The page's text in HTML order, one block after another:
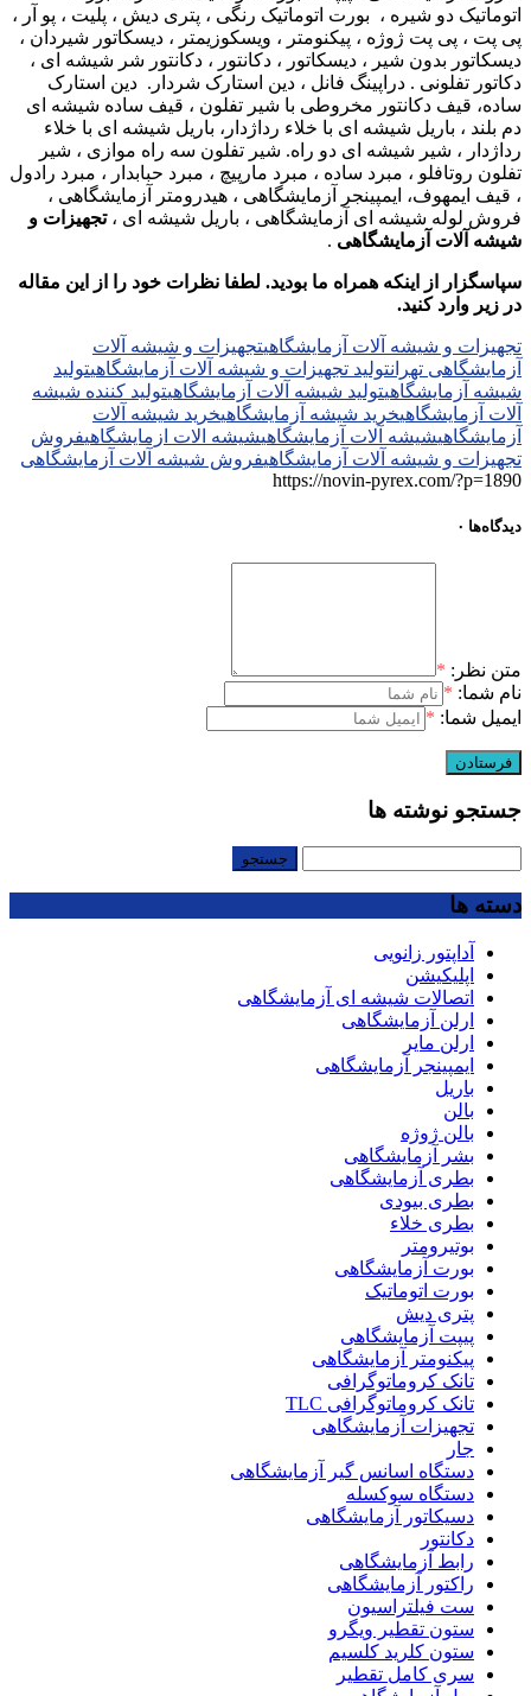
اتوماتیک دو شیره ، بورت اتوماتیک رنگی ، پتری دیش ، پلیت ، پو آر ،
پی پت ، پی پت ژوژه ، پیکنومتر ، ویسکوزیمتر ، دیسکاتور شیردان ،
دیسکاتور بدون شیر ، دیسکاتور ، دکانتور ، دکانتور شر شیشه ای ،
دکاتور تفلونی . دراپینگ فانل ، دین استارک شردار. دین استارک
ساده، قیف دکانتور مخروطی با شیر تفلون ، قیف ساده شیشه ای
دم بلند ، باریل شیشه ای با خلاء رداژدار، باریل شیشه ای با خلاء
رداژدار ، شیر شیشه ای دو راه. شیر تفلون سه راه موازی ، شیر
تفلون روتافلو ، مبرد ساده ، مبرد مارپیچ ، مبرد حبابدار ، مبرد رادول
، قیف ایمهوف، ایمپینجر آزمایشگاهی ، هیدرومتر آزمایشگاهی ،
فروش لوله شیشه ای آزمایشگاهی ، باریل شیشه ای ،تجهیزات و
شیشه آلات آزمایشگاهی .
سپاسگزار از اینکه همراه ما بودید. لطفا نظرات خود را از این مقاله
در زیر وارد کنید.
تجهیزات و شیشه آلات آزمایشگاهیتجهیزات و شیشه آلات
آزمایشگاهی تهرانتولید تجهیزات و شیشه آلات آزمایشگاهیتولید
شیشه آزمایشگاهیتولید شیشه آلات آزمایشگاهیتولید کننده شیشه
آلات آزمایشگاهیخرید شیشه آزمایشگاهیخرید شیشه آلات
آزمایشگاهیشیشه آلات آزمایشگاهیشیشه الات ازمایشگاهیفروش
تجهیزات و شیشه آلات آزمایشگاهیفروش شیشه آلات آزمایشگاهی
https://novin-pyrex.com/?p=1890
دیدگاه‌ها ۰
متن نظر: *
نام شما: *
ایمیل شما: *
جستجو نوشته ها
دسته ها
آداپتور زانویی
اپلیکیشن
اتصالات شیشه ای آزمایشگاهی
ارلن آزمایشگاهی
ارلن مایر
ایمپینجر آزمایشگاهی
باریل
بالن
بالن ژوژه
بشر آزمایشگاهی
بطری آزمایشگاهی
بطری بیودی
بطری خلاء
بوتیرومتر
بورت آزمایشگاهی
بورت اتوماتیک
پتری دیش
پیپت آزمایشگاهی
پیکنومتر آزمایشگاهی
تانک کروماتوگرافی
تانک کروماتوگرافی TLC
تجهیزات آزمایشگاهی
جار
دستگاه اسانس گیر آزمایشگاهی
دستگاه سوکسله
دسیکاتور آزمایشگاهی
دکانتور
رابط آزمایشگاهی
راکتور آزمایشگاهی
ست فیلتراسیون
ستون تقطیر ویگرو
ستون کلرید کلسیم
سری کامل تقطیر